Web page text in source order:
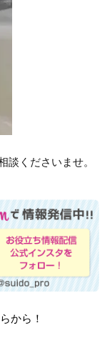
談くださいませ。
から！